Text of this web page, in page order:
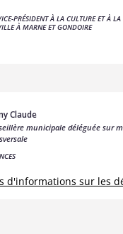
PRÉSIDENT À LA CULTURE ET À
À MARNE ET GONDOIRE
Claude
municipale déléguée sur
d'informations sur les